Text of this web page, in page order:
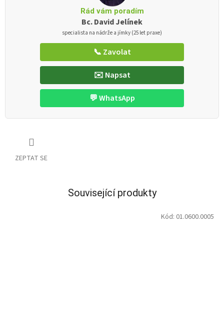
Rád vám poradím
Bc. David Jelínek
specialista na nádrže a jímky (25 let praxe)
📞 Zavolat
✉️ Napsat
💬 WhatsApp
ZEPTAT SE
Související produkty
Kód: 01.0600.0005